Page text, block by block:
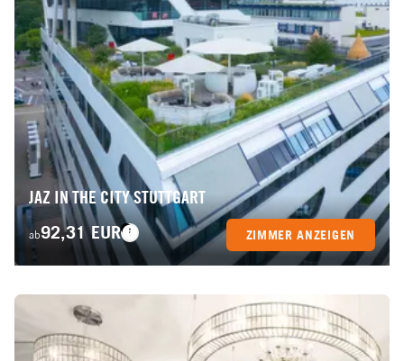
JAZ IN THE CITY STUTTGART
ab92,31 EUR ZIMMER ANZEIGEN